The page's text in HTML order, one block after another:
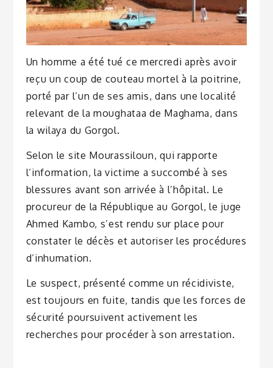
Un homme a été tué ce mercredi après avoir
reçu un coup de couteau mortel à la poitrine,
porté par l’un de ses amis, dans une localité
relevant de la moughataa de Maghama, dans
la wilaya du Gorgol.
Selon le site Mourassiloun, qui rapporte
l’information, la victime a succombé à ses
blessures avant son arrivée à l’hôpital. Le
procureur de la République au Gorgol, le juge
Ahmed Kambo, s’est rendu sur place pour
constater le décès et autoriser les procédures
d’inhumation.
Le suspect, présenté comme un récidiviste,
est toujours en fuite, tandis que les forces de
sécurité poursuivent activement les
recherches pour procéder à son arrestation.